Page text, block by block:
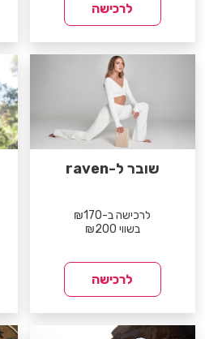
לרכישה
שובר ל-raven
לרכישה ב-₪170
בשווי ₪200
לרכישה